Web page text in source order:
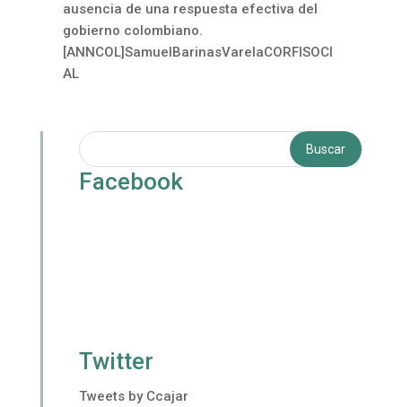
ausencia de una respuesta efectiva del
gobierno colombiano.
[ANNCOL]SamuelBarinasVarelaCORFISOCI
AL
Facebook
Twitter
Tweets by Ccajar